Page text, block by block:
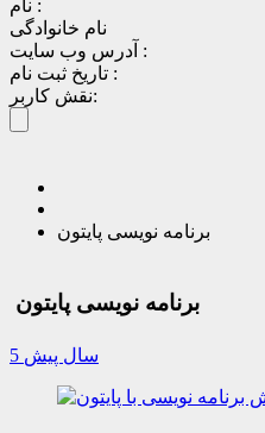
نام :
نام خانوادگی
آدرس وب سایت :
تاریخ ثبت نام :
نقش کاربر:
برنامه نویسی پایتون
برنامه نویسی پایتون
5 سال پیش